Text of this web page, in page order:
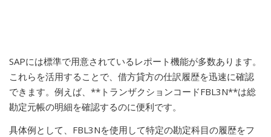
SAPには標準で用意されているレポート機能が多数あります。
これらを活用することで、借方貸方の仕訳履歴を迅速に確認
できます。例えば、**トランザクションコードFBL3N**は総
勘定元帳の明細を確認するのに便利です。
具体例として、FBL3Nを使用して特定の勘定科目の履歴をフ